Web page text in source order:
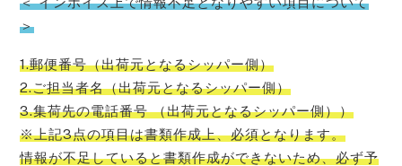
＞
1.郵便番号（出荷元となるシッパー側）
2.ご担当者名（出荷元となるシッパー側）
3.集荷先の電話番号 （出荷元となるシッパー側））
※上記3点の項目は書類作成上、必須となります。
情報が不足していると書類作成ができないため、必ず予